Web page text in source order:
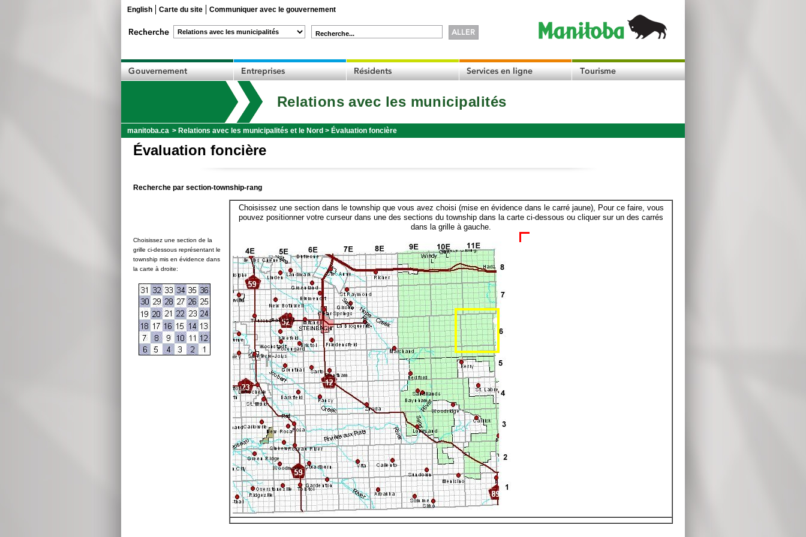
English Carte du site Communiquer avec le gouvernement
Recherche...
Relations avec les municipalités
manitoba.ca > Relations avec les municipalités et le Nord > Évaluation foncière
Évaluation foncière
Recherche par section-township-rang
Choisissez une section de la
grille ci-dessous représentant le
township mis en évidence dans
la carte à droite:
Choisissez une section dans le township que vous avez choisi (mise en évidence dans le carré jaune), Pour ce faire, vous
pouvez positionner votre curseur dans une des sections du township dans la carte ci-dessous ou cliquer sur un des carrés
dans la grille à gauche.